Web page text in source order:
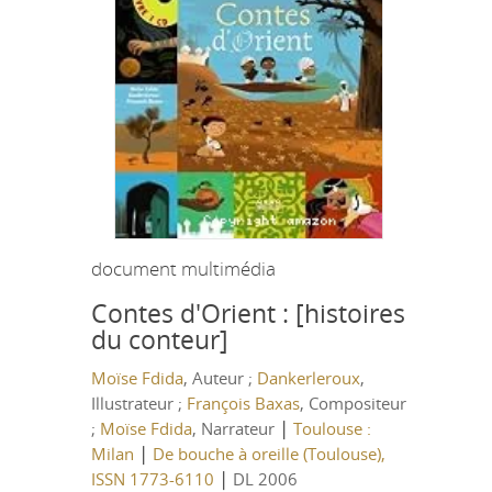
document multimédia
Contes d'Orient : [histoires
du conteur]
Moïse Fdida, Auteur ; Dankerleroux,
Illustrateur ; François Baxas, Compositeur
; Moïse Fdida, Narrateur | Toulouse :
Milan | De bouche à oreille (Toulouse),
ISSN 1773-6110 | DL 2006